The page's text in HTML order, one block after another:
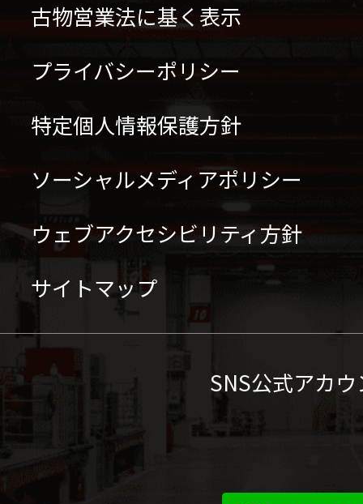
古物営業法に基く表示
プライバシーポリシー
特定個人情報保護方針
ソーシャルメディアポリシー
ウェブアクセシビリティ方針
サイトマップ
SNS公式アカ